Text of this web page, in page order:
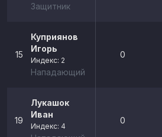
Защитник
15
Куприянов
Игорь
Индекс: 2
Нападающий
0
19
Лукашок
Иван
Индекс: 4
0